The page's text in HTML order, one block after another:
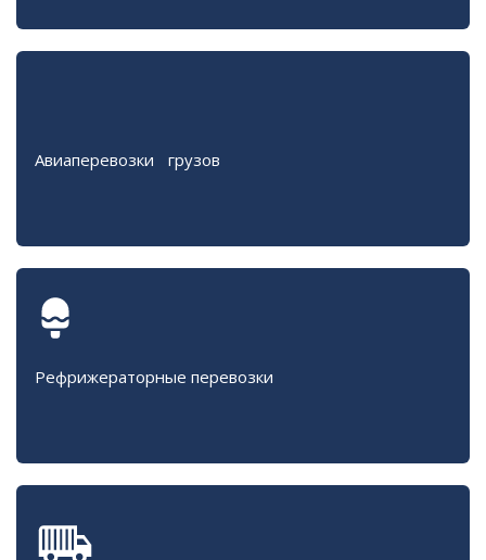
Авиаперевозки грузов
Рефрижераторные перевозки